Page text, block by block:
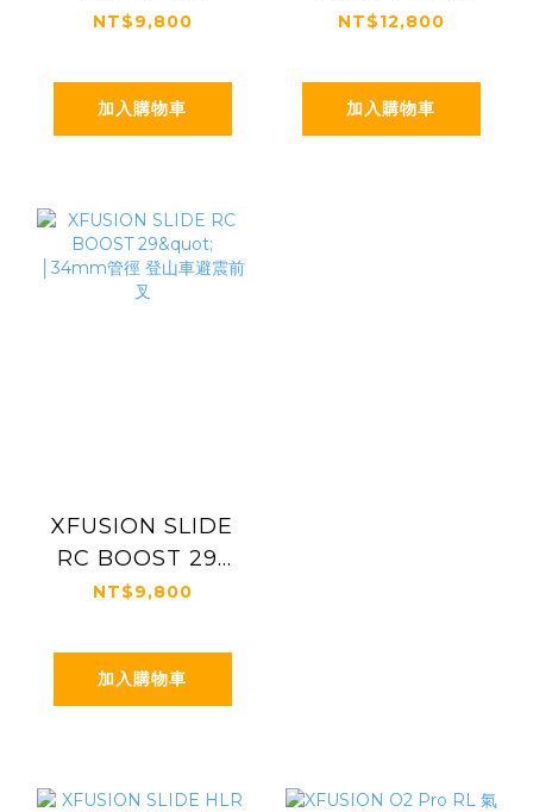
BOOST
管徑 登山車避震前
叉
NT$9,800
加入購物車
BOOST
管徑 登山車避震前
叉
NT$12,800
加入購物車
XFUSION SLIDE
RC BOOST 29"
│34mm管徑 登山
NT$9,800
加入購物車